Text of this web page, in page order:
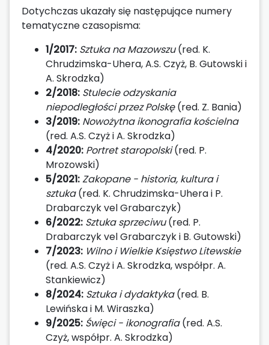
Dotychczas ukazały się następujące numery
tematyczne czasopisma:
1/2017: Sztuka na Mazowszu(red. K.
Chrudzimska-Uhera, A.S. Czyż, B. Gutowski i
A. Skrodzka)
2/2018: Stulecie odzyskania
niepodległości przez Polskę(red. Z. Bania)
3/2019: Nowożytna ikonografia kościelna
(red. A.S. Czyż i A. Skrodzka)
4/2020: Portret staropolski(red. P.
Mrozowski)
5/2021:Zakopane - historia, kultura i
sztuka(red. K. Chrudzimska-Uhera i P.
Drabarczyk vel Grabarczyk)
6/2022: Sztuka sprzeciwu(red. P.
Drabarczyk vel Grabarczyk i B. Gutowski)
7/2023: Wilno i Wielkie Księstwo Litewskie
(red. A.S. Czyż i A. Skrodzka, współpr. A.
Stankiewicz)
8/2024: Sztuka i dydaktyka(red. B.
Lewińska i M. Wiraszka)
9/2025: Święci - ikonografia(red. A.S.
Czyż, współpr. A. Skrodzka)